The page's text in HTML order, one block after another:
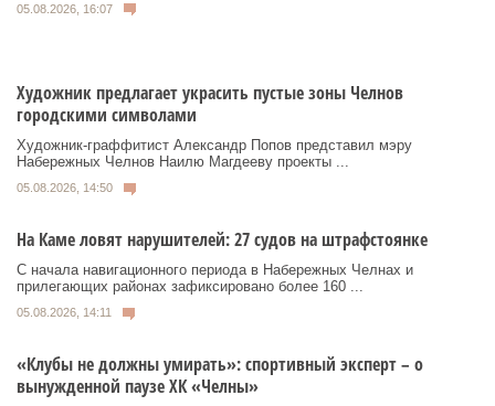
05.08.2026, 16:07
Художник предлагает украсить пустые зоны Челнов
городскими символами
Художник‑граффитист Александр Попов представил мэру
Набережных Челнов Наилю Магдееву проекты ...
05.08.2026, 14:50
На Каме ловят нарушителей: 27 судов на штрафстоянке
С начала навигационного периода в Набережных Челнах и
прилегающих районах зафиксировано более 160 ...
05.08.2026, 14:11
«Клубы не должны умирать»: спортивный эксперт – о
вынужденной паузе ХК «Челны»